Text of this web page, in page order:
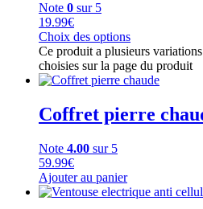
Note 0 sur 5
19.99€
Choix des options
Ce produit a plusieurs
choisies sur la page du produit
Coffret pierre
Note 4.00 sur 5
59.99€
Ajouter au panier